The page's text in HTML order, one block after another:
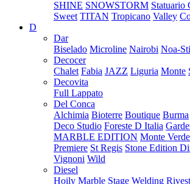
SHINE SNOWSTORM Statuario
Sweet TITAN Tropicano Valley
D
Dar
Biselado Microline Nairobi Noa-
Decocer
Chalet Fabia JAZZ Liguria Monte
Decovita
Full Lappato
Del Conca
Alchimia Bioterre Boutique Burma
Deco Studio Foreste D Italia
MARBLE EDITION Monte Verde
Premiere St Regis Stone Edition
Vignoni Wild
Diesel
Hoily Marble Stage Welding Rivest